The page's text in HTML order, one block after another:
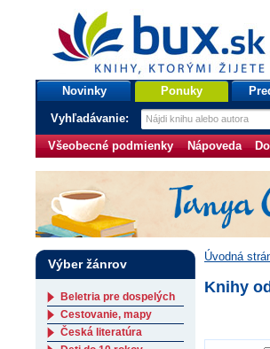
bux.sk
knihy, ktorými žijete
Úvodná stránka
Novinky Ponuky
Vyhľadávanie:
Všeobecné podmienky Nápoveda
Úvodná
Knihy
Výber žánrov
Beletria pre dospelých
Cestovanie, mapy
Česká literatúra